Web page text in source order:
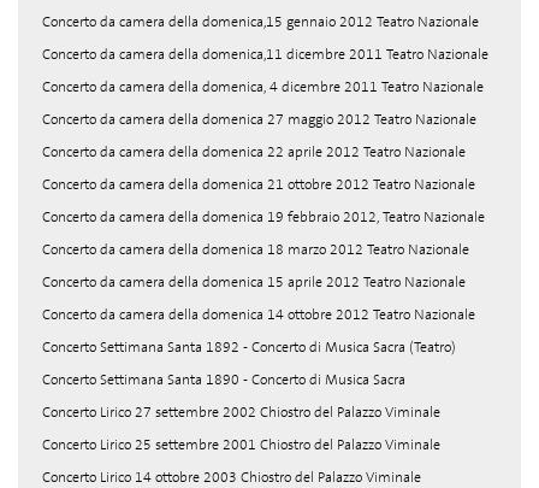
Concerto da camera della domenica,15 gennaio 2012 Teatro Nazionale
Concerto da camera della domenica,11 dicembre 2011 Teatro Nazionale
Concerto da camera della domenica, 4 dicembre 2011 Teatro Nazionale
Concerto da camera della domenica 27 maggio 2012 Teatro Nazionale
Concerto da camera della domenica 22 aprile 2012 Teatro Nazionale
Concerto da camera della domenica 21 ottobre 2012 Teatro Nazionale
Concerto da camera della domenica 19 febbraio 2012, Teatro Nazionale
Concerto da camera della domenica 18 marzo 2012 Teatro Nazionale
Concerto da camera della domenica 15 aprile 2012 Teatro Nazionale
Concerto da camera della domenica 14 ottobre 2012 Teatro Nazionale
Concerto Settimana Santa 1892 - Concerto di Musica Sacra (Teatro)
Concerto Settimana Santa 1890 - Concerto di Musica Sacra
Concerto Lirico 27 settembre 2002 Chiostro del Palazzo Viminale
Concerto Lirico 25 settembre 2001 Chiostro del Palazzo Viminale
Concerto Lirico 14 ottobre 2003 Chiostro del Palazzo Viminale